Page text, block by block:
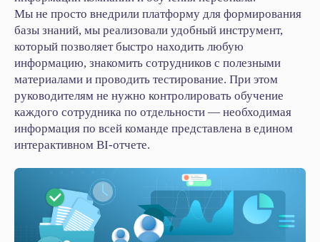
Кейсы IT-Solution
в Telegram
Мы не просто внедрили платформу для формирования
базы знаний, мы реализовали удобный инструмент,
который позволяет быстро находить любую
информацию, знакомить сотрудников с полезными
материалами и проводить тестирование. При этом
руководителям не нужно контролировать обучение
каждого сотрудника по отдельности — необходимая
информация по всей команде представлена в едином
интерактивном BI‑отчете.
© 2005-2026 «IT-Solution»
ООО«Айти-Продакшн »ОГРН 1177847348887 ИНН 7802638464
Политика конфиденциальности
Пользовательское соглашение